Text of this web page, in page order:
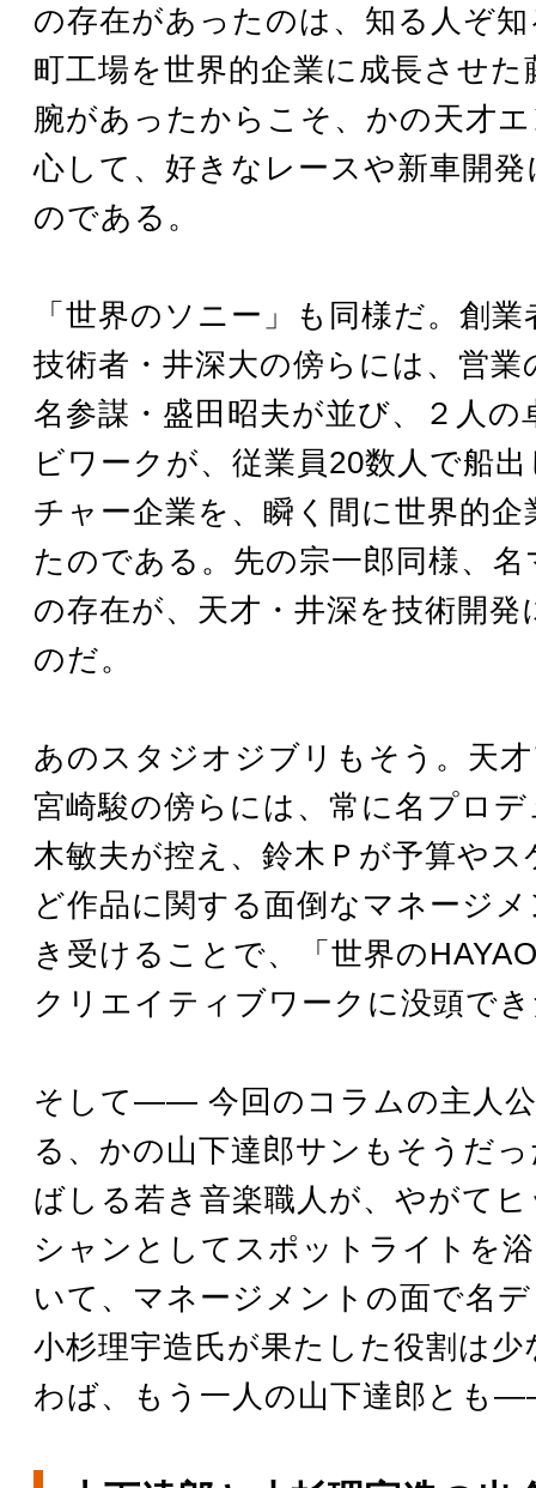
の存在があったのは、知る人ぞ
町工場を世界的企業に成長させた
腕があったからこそ、かの天才
心して、好きなレースや新車開
のである。
「世界のソニー」も同様だ。創
技術者・井深大の傍らには、営業
名参謀・盛田昭夫が並び、２人の
ビワークが、従業員20数人で船
チャー企業を、瞬く間に世界的企
たのである。先の宗一郎同様、
の存在が、天才・井深を技術開発
のだ。
あのスタジオジブリもそう。天
宮崎駿の傍らには、常に名プロ
木敏夫が控え、鈴木Ｐが予算や
ど作品に関する面倒なマネージ
き受けることで、「世界の
クリエイティブワークに没頭で
そして―― 今回のコラムの主人
る、かの山下達郎サンもそうだ
ばしる若き音楽職人が、やがて
シャンとしてスポットライトを
いて、マネージメントの面で名
小杉理宇造氏が果たした役割は
わば、もう一人の山下達郎とも